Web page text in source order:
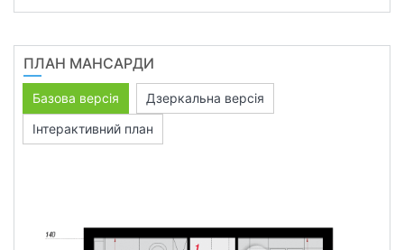
ПЛАН МАНСАРДИ
Базова версія
Дзеркальна версія
Інтерактивний план